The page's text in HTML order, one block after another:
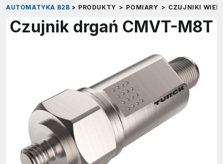
AUTOMATYKA B2B > PRODUKTY > POMIARY > CZUJNIKI
Czujnik drgań CMVT-M8T